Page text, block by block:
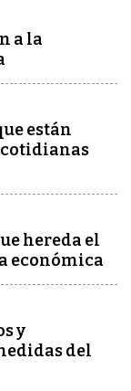
a la
están
hereda el
económica
y
del